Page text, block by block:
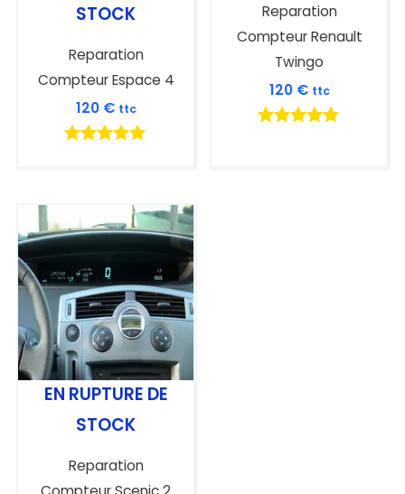
STOCK
Reparation
Compteur Espace 4
120 € ttc
Reparation
Compteur Renault
Twingo
120 € ttc
EN RUPTURE DE
STOCK
Reparation